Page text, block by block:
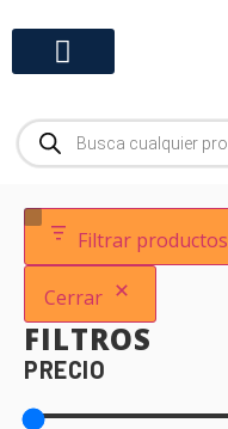
Filtrar productos
Cerrar
FILTROS
PRECIO